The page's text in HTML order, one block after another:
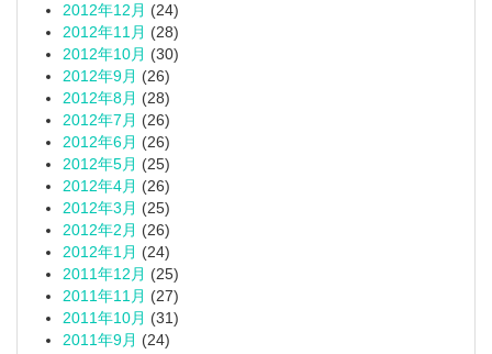
2012年12月 (24)
2012年11月 (28)
2012年10月 (30)
2012年9月 (26)
2012年8月 (28)
2012年7月 (26)
2012年6月 (26)
2012年5月 (25)
2012年4月 (26)
2012年3月 (25)
2012年2月 (26)
2012年1月 (24)
2011年12月 (25)
2011年11月 (27)
2011年10月 (31)
2011年9月 (24)